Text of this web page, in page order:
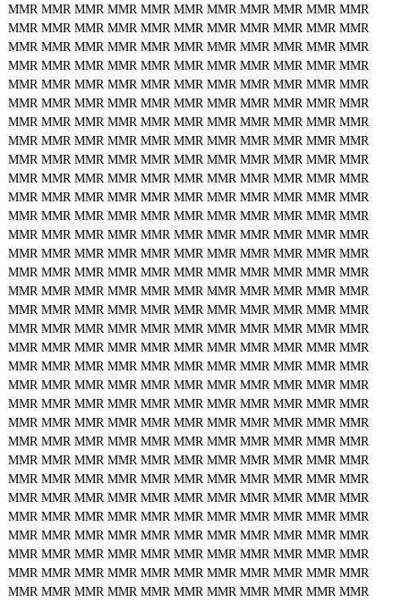
MMR MMR MMR MMR MMR MMR MMR MMR MMR MMR MMR
MMR MMR MMR MMR MMR MMR MMR MMR MMR MMR MMR
MMR MMR MMR MMR MMR MMR MMR MMR MMR MMR MMR
MMR MMR MMR MMR MMR MMR MMR MMR MMR MMR MMR
MMR MMR MMR MMR MMR MMR MMR MMR MMR MMR MMR
MMR MMR MMR MMR MMR MMR MMR MMR MMR MMR MMR
MMR MMR MMR MMR MMR MMR MMR MMR MMR MMR MMR
MMR MMR MMR MMR MMR MMR MMR MMR MMR MMR MMR
MMR MMR MMR MMR MMR MMR MMR MMR MMR MMR MMR
MMR MMR MMR MMR MMR MMR MMR MMR MMR MMR MMR
MMR MMR MMR MMR MMR MMR MMR MMR MMR MMR MMR
MMR MMR MMR MMR MMR MMR MMR MMR MMR MMR MMR
MMR MMR MMR MMR MMR MMR MMR MMR MMR MMR MMR
MMR MMR MMR MMR MMR MMR MMR MMR MMR MMR MMR
MMR MMR MMR MMR MMR MMR MMR MMR MMR MMR MMR
MMR MMR MMR MMR MMR MMR MMR MMR MMR MMR MMR
MMR MMR MMR MMR MMR MMR MMR MMR MMR MMR MMR
MMR MMR MMR MMR MMR MMR MMR MMR MMR MMR MMR
MMR MMR MMR MMR MMR MMR MMR MMR MMR MMR MMR
MMR MMR MMR MMR MMR MMR MMR MMR MMR MMR MMR
MMR MMR MMR MMR MMR MMR MMR MMR MMR MMR MMR
MMR MMR MMR MMR MMR MMR MMR MMR MMR MMR MMR
MMR MMR MMR MMR MMR MMR MMR MMR MMR MMR MMR
MMR MMR MMR MMR MMR MMR MMR MMR MMR MMR MMR
MMR MMR MMR MMR MMR MMR MMR MMR MMR MMR MMR
MMR MMR MMR MMR MMR MMR MMR MMR MMR MMR MMR
MMR MMR MMR MMR MMR MMR MMR MMR MMR MMR MMR
MMR MMR MMR MMR MMR MMR MMR MMR MMR MMR MMR
MMR MMR MMR MMR MMR MMR MMR MMR MMR MMR MMR
MMR MMR MMR MMR MMR MMR MMR MMR MMR MMR MMR
MMR MMR MMR MMR MMR MMR MMR MMR MMR MMR MMR
MMR MMR MMR MMR MMR MMR MMR MMR MMR MMR MMR